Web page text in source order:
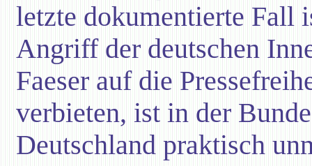
letzte dokumentierte Fall
Angriff der deutschen
Faeser auf die
verbieten, ist in der
Deutschland praktisch